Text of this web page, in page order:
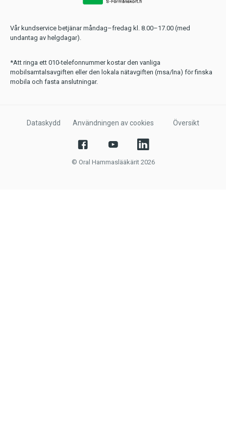
Vår kundservice betjänar måndag–fredag kl. 8.00–17.00 (med
undantag av helgdagar).
*Att ringa ett 010-telefonnummer kostar den vanliga
mobilsamtalsavgiften eller den lokala nätavgiften (msa/lna) för finska
mobila och fasta anslutningar.
Dataskydd Användningen av cookies Översikt
© Oral Hammaslääkärit 2026